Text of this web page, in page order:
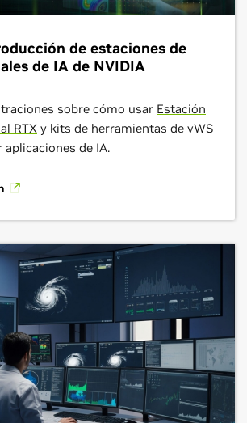
de estaciones de
de IA de NVIDIA
sobre cómo usar Estación
RTX y kits de herramientas de vWS
aplicaciones de IA.